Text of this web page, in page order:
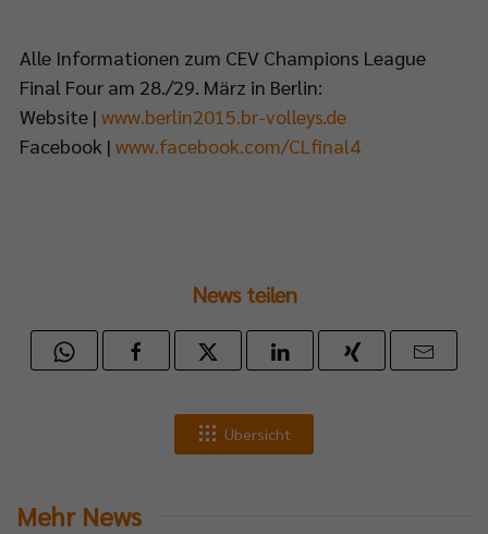
Alle Informationen zum CEV Champions League
Final Four am 28./29. März in Berlin:
Website | www.berlin2015.br-volleys.de
Facebook | www.facebook.com/CLfinal4
News teilen
Übersicht
Mehr News